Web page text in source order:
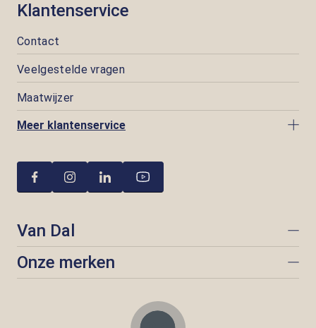
Klantenservice
Contact
Veelgestelde vragen
Maatwijzer
Meer klantenservice
Van Dal
Onze merken